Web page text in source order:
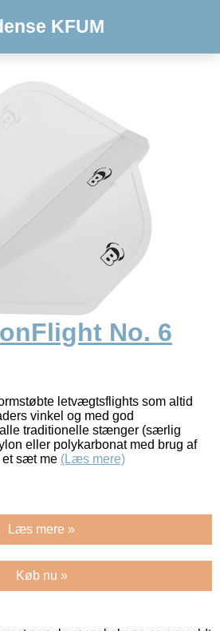
KFUM
No. 6
letvægtsflights som altid
vinkel og med god
traditionelle stænger (særlig
eller polykarbonat med brug af
et sæt me (Læs mere)
Læs mere »
Køb nu »